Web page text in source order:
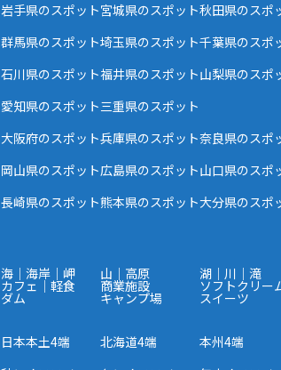
岩手県のスポット宮城県のスポット秋田県のスポ
群馬県のスポット埼玉県のスポット千葉県のスポ
石川県のスポット福井県のスポット山梨県のスポ
愛知県のスポット三重県のスポット
大阪府のスポット兵庫県のスポット奈良県のスポ
岡山県のスポット広島県のスポット山口県のスポ
長崎県のスポット熊本県のスポット大分県のスポ
海｜海岸｜岬 山｜高原 湖｜川｜滝
カフェ｜軽食 商業施設 ソフトクリー
ダム キャンプ場 スイーツ
日本本土4端 北海道4端 本州4端